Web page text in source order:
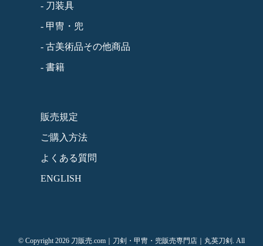
- 刀装具
- 甲冑・兜
- 古美術品その他商品
- 書籍
販売規定
ご購入方法
よくある質問
ENGLISH
© Copyright 2026 刀販売.com｜刀剣・甲冑・兜販売専門店｜丸英刀剣. All